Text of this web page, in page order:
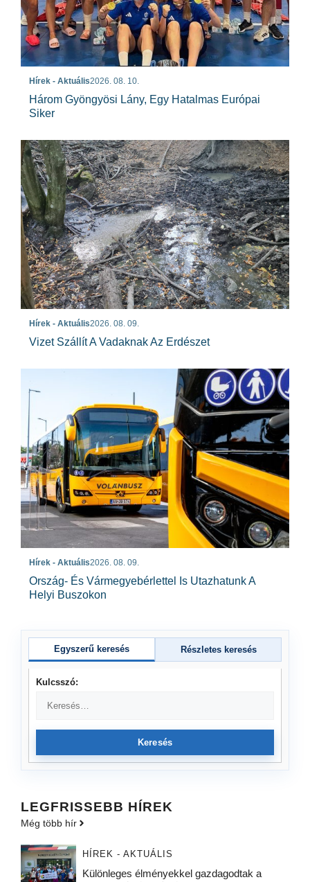
Hírek - Aktuális2026. 08. 10.
Három Gyöngyösi Lány, Egy Hatalmas Európai
Siker
Hírek - Aktuális2026. 08. 09.
Vizet Szállít A Vadaknak Az Erdészet
Hírek - Aktuális2026. 08. 09.
Ország- És Vármegyebérlettel Is Utazhatunk A
Helyi Buszokon
Egyszerű keresés Részletes keresés
Kulcsszó:
Keresés
LEGFRISSEBB HÍREK
Még több hír
HÍREK - AKTUÁLIS
Különleges élményekkel gazdagodtak a